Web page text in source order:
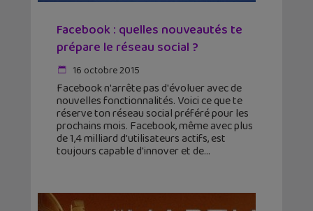
Facebook : quelles nouveautés te
prépare le réseau social ?
16 octobre 2015
Facebook n'arrête pas d'évoluer avec de
nouvelles fonctionnalités. Voici ce que te
réserve ton réseau social préféré pour les
prochains mois. Facebook, même avec plus
de 1,4 milliard d'utilisateurs actifs, est
toujours capable d'innover et de